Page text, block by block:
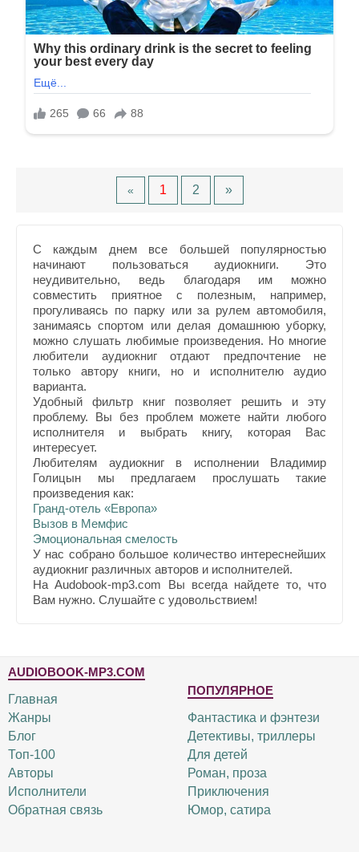
« 1 2 »
С каждым днем все большей популярностью
начинают пользоваться аудиокниги. Это
неудивительно, ведь благодаря им можно
совместить приятное с полезным, например,
прогуливаясь по парку или за рулем автомобиля,
занимаясь спортом или делая домашнюю уборку,
можно слушать любимые произведения. Но многие
любители аудиокниг отдают предпочтение не
только автору книги, но и исполнителю аудио
варианта.
Удобный фильтр книг позволяет решить и эту
проблему. Вы без проблем можете найти любого
исполнителя и выбрать книгу, которая Вас
интересует.
Любителям аудиокниг в исполнении Владимир
Голицын мы предлагаем прослушать такие
произведения как:
Гранд-отель «Европа»
Вызов в Мемфис
Эмоциональная смелость
У нас собрано большое количество интереснейших
аудиокниг различных авторов и исполнителей.
На Audobook-mp3.com Вы всегда найдете то, что
Вам нужно. Слушайте с удовольствием!
AUDIOBOOK-MP3.COM
Главная
Жанры
Блог
Топ-100
Авторы
Исполнители
Обратная связь
ПОПУЛЯРНОЕ
Фантастика и фэнтези
Детективы, триллеры
Для детей
Роман, проза
Приключения
Юмор, сатира